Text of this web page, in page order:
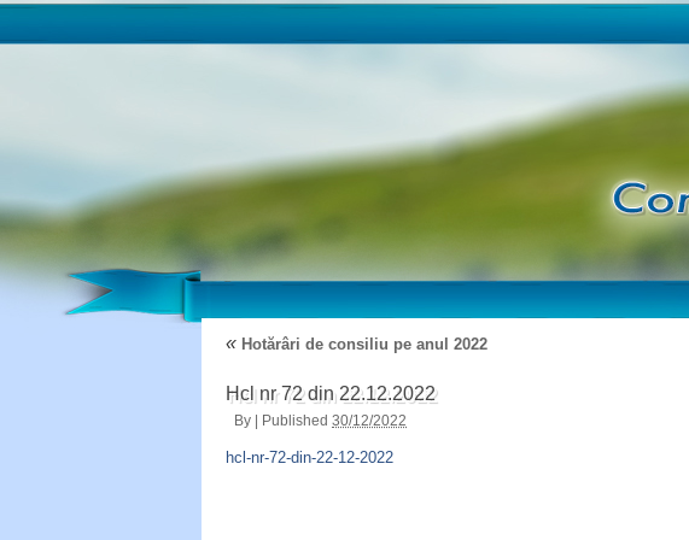
« Hotărâri de consiliu pe anul 2022
Hcl nr 72 din 22.12.2022
By | Published 30/12/2022
hcl-nr-72-din-22-12-2022